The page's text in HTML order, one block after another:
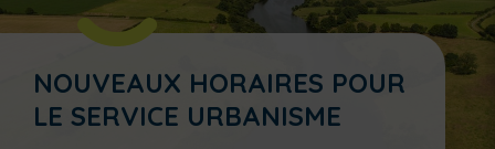
NOUVEAUX HORAIRES POUR
LE SERVICE URBANISME